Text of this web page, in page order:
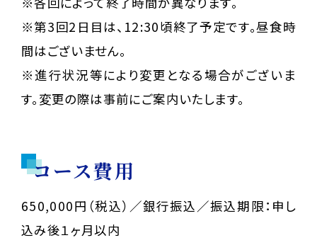
※第3回2日目は、12:30頃終了予定です。昼食時
間はございません。
※進行状況等により変更となる場合がございま
す。変更の際は事前にご案内いたします。
コース費用
650,000円（税込）／銀行振込／振込期限：申し
込み後１ヶ月以内